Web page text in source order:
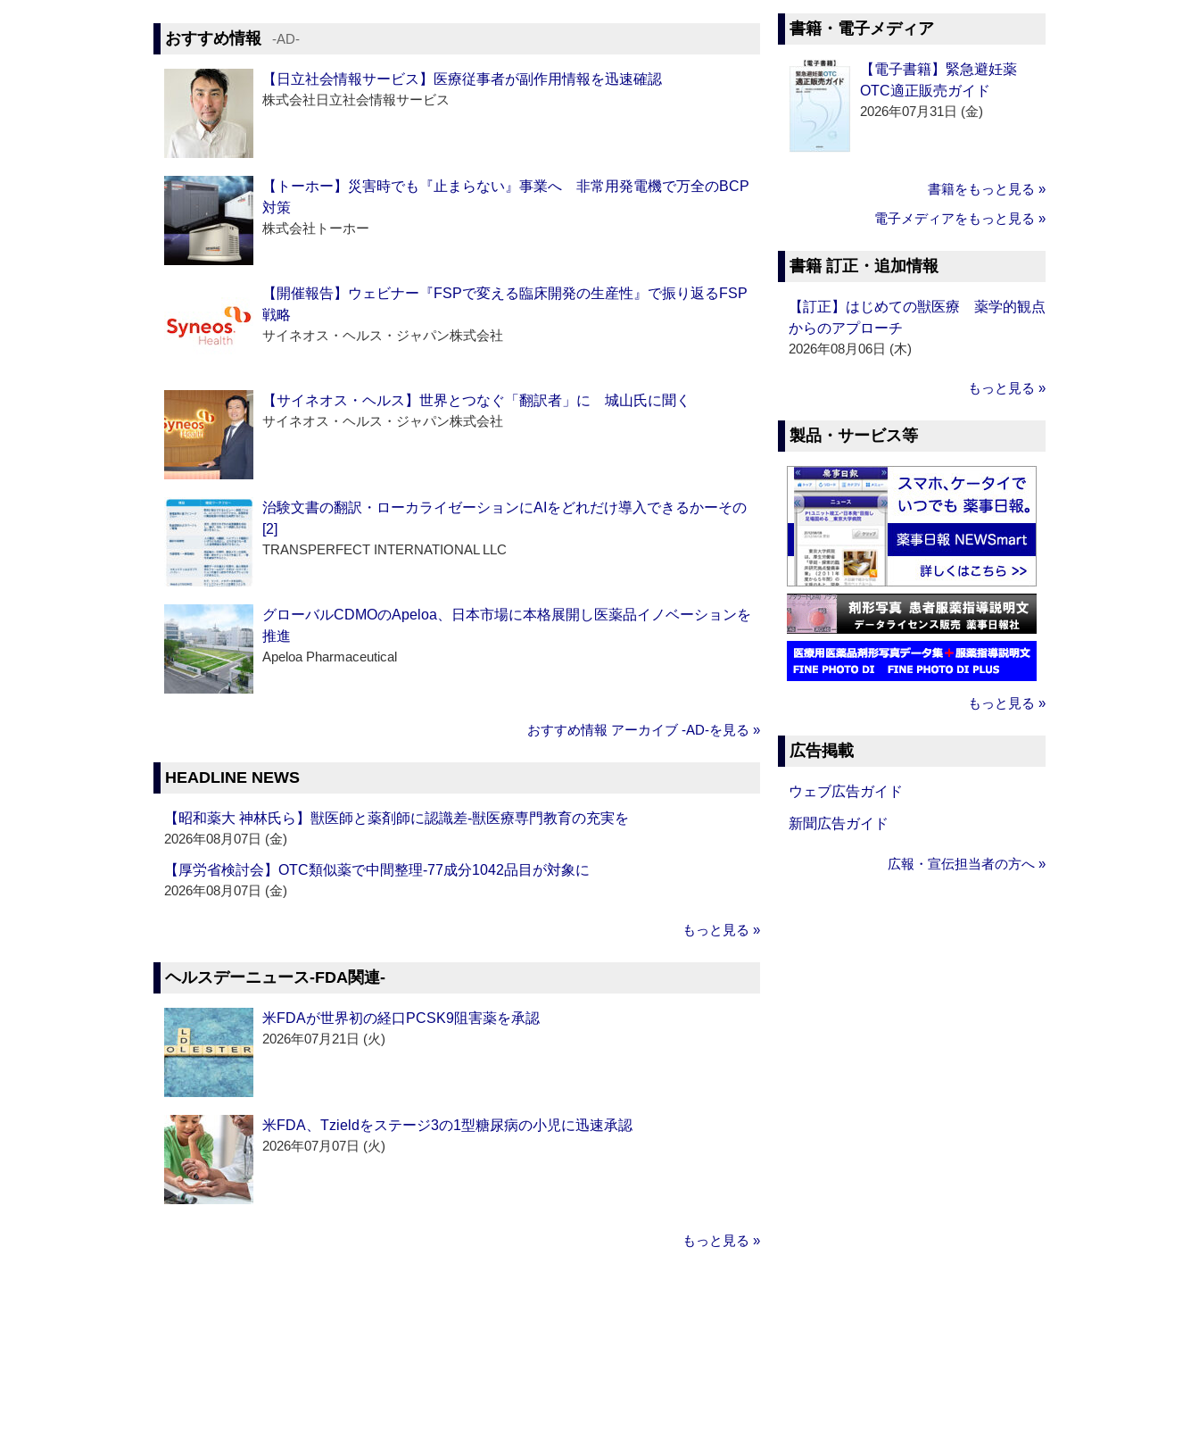
おすすめ情報 ‐AD‐
【日立社会情報サービス】医療従事者が副作用情報を迅速確認
株式会社日立社会情報サービス
【トーホー】災害時でも『止まらない』事業へ 非常用発電機で万全のBCP
対策
株式会社トーホー
【開催報告】ウェビナー『FSPで変える臨床開発の生産性』で振り返るFSP
戦略
サイネオス・ヘルス・ジャパン株式会社
【サイネオス・ヘルス】世界とつなぐ「翻訳者」に 城山氏に聞く
サイネオス・ヘルス・ジャパン株式会社
治験文書の翻訳・ローカライゼーションにAIをどれだけ導入できるかーその
[2]
TRANSPERFECT INTERNATIONAL LLC
グローバルCDMOのApeloa、日本市場に本格展開し医薬品イノベーションを
推進
Apeloa Pharmaceutical
おすすめ情報 アーカイブ ‐AD‐を見る »
HEADLINE NEWS
【昭和薬大 神林氏ら】獣医師と薬剤師に認識差‐獣医療専門教育の充実を
2026年08月07日 (金)
【厚労省検討会】OTC類似薬で中間整理‐77成分1042品目が対象に
2026年08月07日 (金)
もっと見る »
ヘルスデーニュース‐FDA関連‐
米FDAが世界初の経口PCSK9阻害薬を承認
2026年07月21日 (火)
米FDA、Tzieldをステージ3の1型糖尿病の小児に迅速承認
2026年07月07日 (火)
もっと見る »
書籍・電子メディア
【電子書籍】緊急避妊薬
OTC適正販売ガイド
2026年07月31日 (金)
書籍をもっと見る »
電子メディアをもっと見る »
書籍 訂正・追加情報
【訂正】はじめての獣医療 薬学的観点
からのアプローチ
2026年08月06日 (木)
もっと見る »
製品・サービス等
もっと見る »
広告掲載
ウェブ広告ガイド
新聞広告ガイド
広報・宣伝担当者の方へ »